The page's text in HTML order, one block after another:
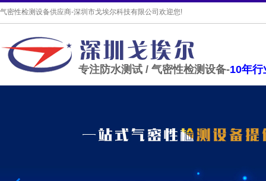
气密性检测设备供应商-深圳市戈埃尔科技有限公司欢迎您!
专注防水测试 / 气密性检测设备-10年行